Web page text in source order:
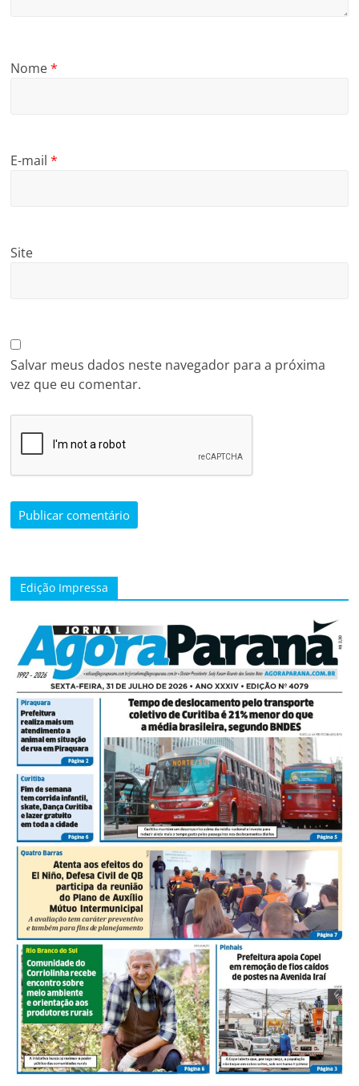
Nome*
E-mail*
Site
Salvar meus dados neste navegador para a próxima
vez que eu comentar.
Edição Impressa